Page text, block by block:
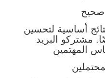
أساسية لتحسين
مشتركو البريد